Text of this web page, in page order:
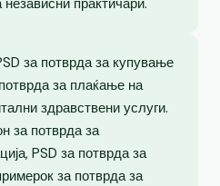
за потврда за купување
за плаќање на
здравствени услуги.
за потврда за
PSD за потврда за
за потврда за